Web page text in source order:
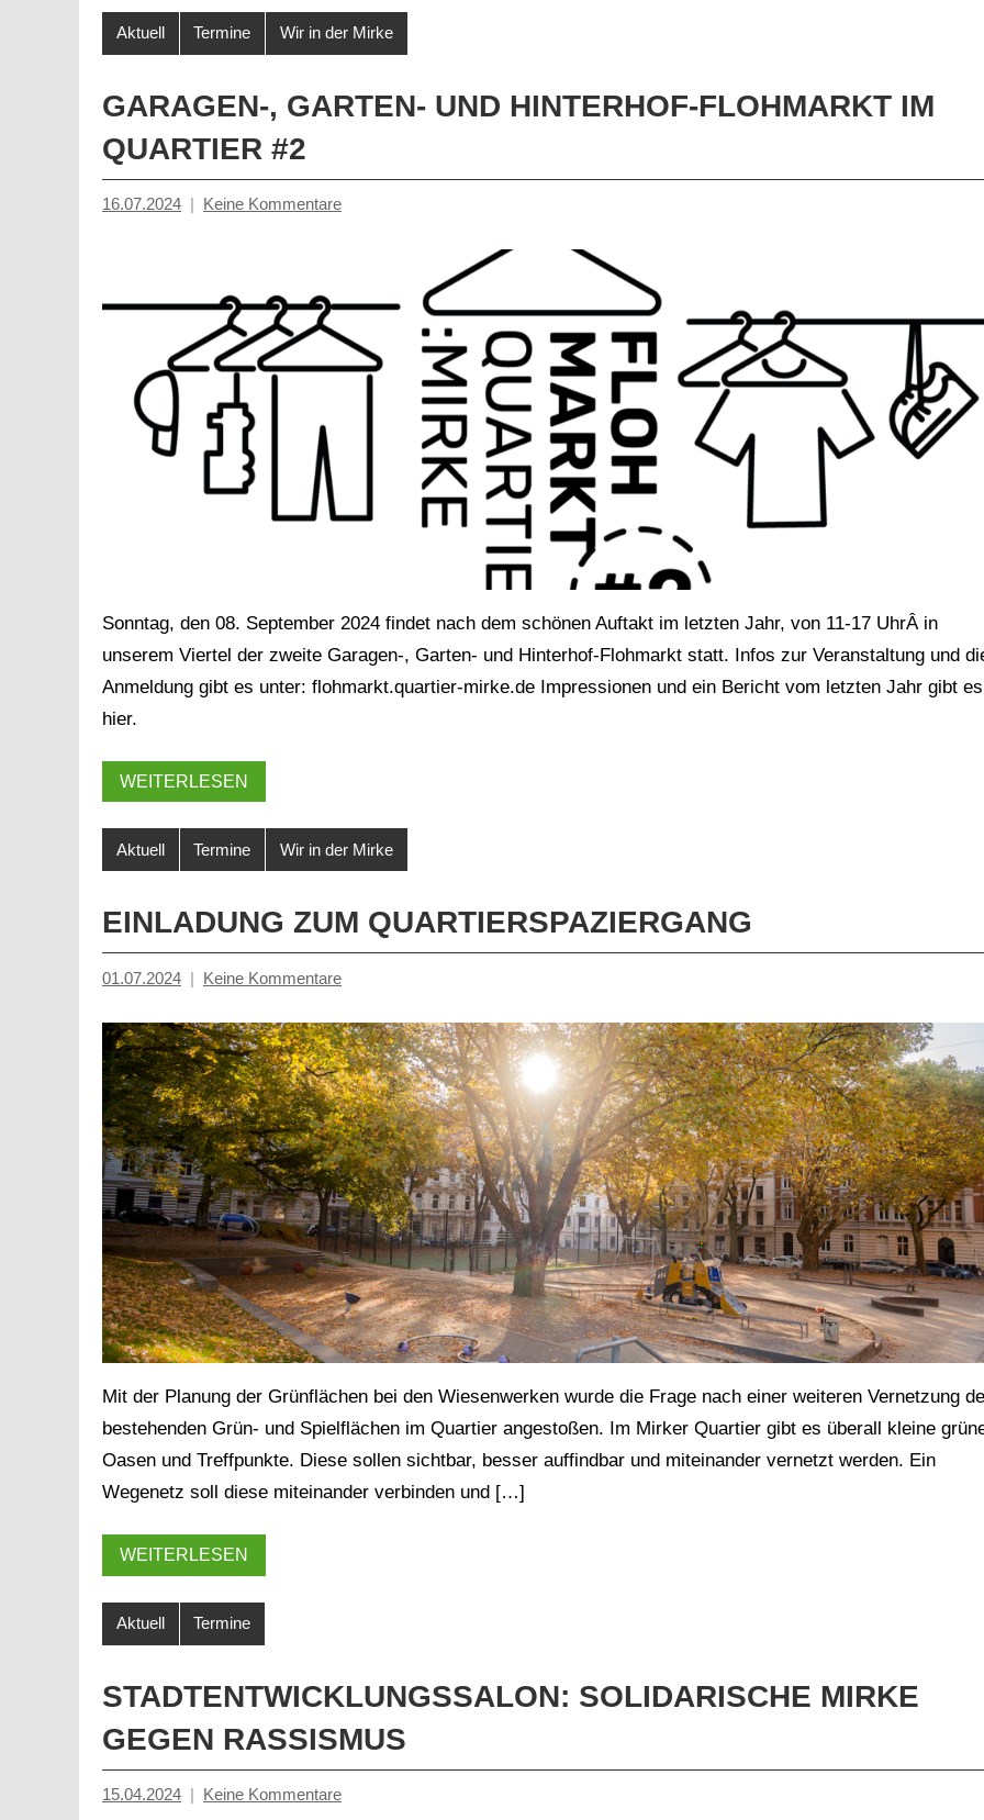
Aktuell Termine Wir in der Mirke
GARAGEN-, GARTEN- UND HINTERHOF-FLOHMARKT IM
QUARTIER #2
16.07.2024
Jacob
Keine Kommentare
Sonntag, den 08. September 2024 findet nach dem schönen Auftakt im letzten Jahr, von 11-17 UhrÂ in
unserem Viertel der zweite Garagen-, Garten- und Hinterhof-Flohmarkt statt. Infos zur Veranstaltung und
Anmeldung gibt es unter: flohmarkt.quartier-mirke.de Impressionen und ein Bericht vom letzten Jahr gibt es
hier.
WEITERLESEN
Aktuell Termine Wir in der Mirke
EINLADUNG ZUM QUARTIERSPAZIERGANG
01.07.2024
Inge
Grau
Keine Kommentare
Foto von Wolf Sondermann
Mit der Planung der Grünflächen bei den Wiesenwerken wurde die Frage nach einer weiteren Vernetzung
bestehenden Grün- und Spielflächen im Quartier angestoßen. Im Mirker Quartier gibt es überall kleine
Oasen und Treffpunkte. Diese sollen sichtbar, besser auffindbar und miteinander vernetzt werden. Ein
Wegenetz soll diese miteinander verbinden und […]
WEITERLESEN
Aktuell Termine
STADTENTWICKLUNGSSALON: SOLIDARISCHE MIRKE
GEGEN RASSISMUS
15.04.2024
Mosche
Keine Kommentare